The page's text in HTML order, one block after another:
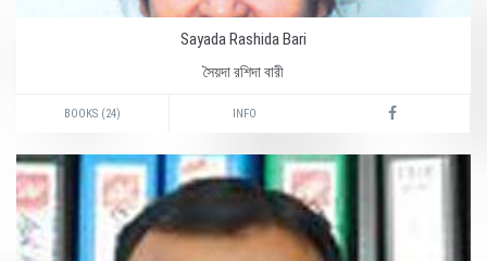
Sayada Rashida Bari
সৈয়দা রশিদা বারী
BOOKS (24) INFO